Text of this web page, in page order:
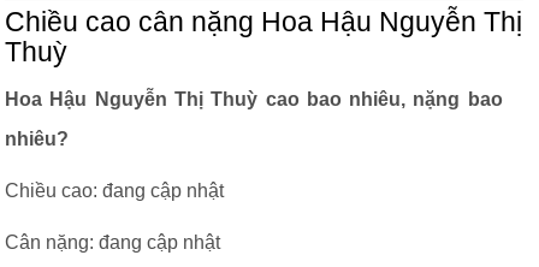
Chiều cao cân nặng Hoa Hậu Nguyễn Thị
Thuỳ
Hoa Hậu Nguyễn Thị Thuỳ cao bao nhiêu, nặng bao
nhiêu?
Chiều cao: đang cập nhật
Cân nặng: đang cập nhật